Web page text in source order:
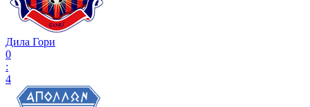
Дила Гори
0
:
4